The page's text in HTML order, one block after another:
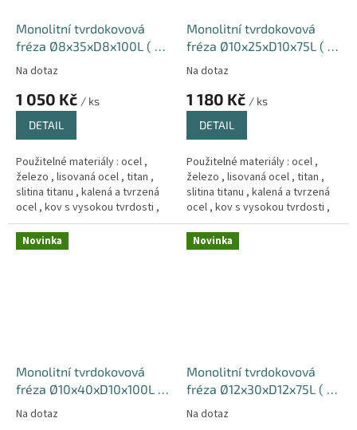
Monolitní tvrdokovová
fréza Ø8x35xD8x100L ( 4-
Na dotaz
1 050 Kč / ks
DETAIL
Použitelné materiály : ocel ,
železo , lisovaná ocel , titan ,
slitina titanu , kalená a tvrzená
ocel , kov s vysokou tvrdosti ,
Měd´ , litina .
Monolitní tvrdokovová
fréza Ø10x25xD10x75L ( 4-
Na dotaz
1 180 Kč / ks
DETAIL
Použitelné materiály : ocel ,
železo , lisovaná ocel , titan ,
slitina titanu , kalená a tvrzená
ocel , kov s vysokou tvrdosti ,
Měd´ , litina .
Novinka
Monolitní tvrdokovová
fréza Ø10x40xD10x100L (
Na dotaz
Novinka
Monolitní tvrdokovová
fréza Ø12x30xD12x75L ( 4-
Na dotaz